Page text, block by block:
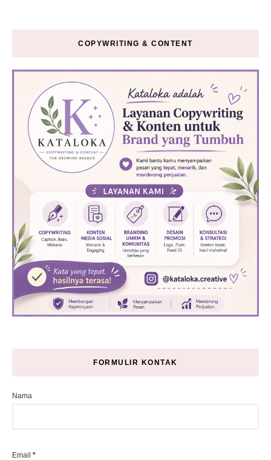
COPYWRITING & CONTENT
FORMULIR KONTAK
Nama
Email *